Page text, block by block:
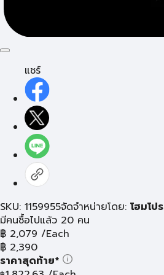
แชร์
SKU: 1159955จัดจำหน่ายโดย: โฮมโปร
มีคนซื้อไปแล้ว 20 คน
฿ 2,079 /Each
฿ 2,390
ราคาสุดท้าย*